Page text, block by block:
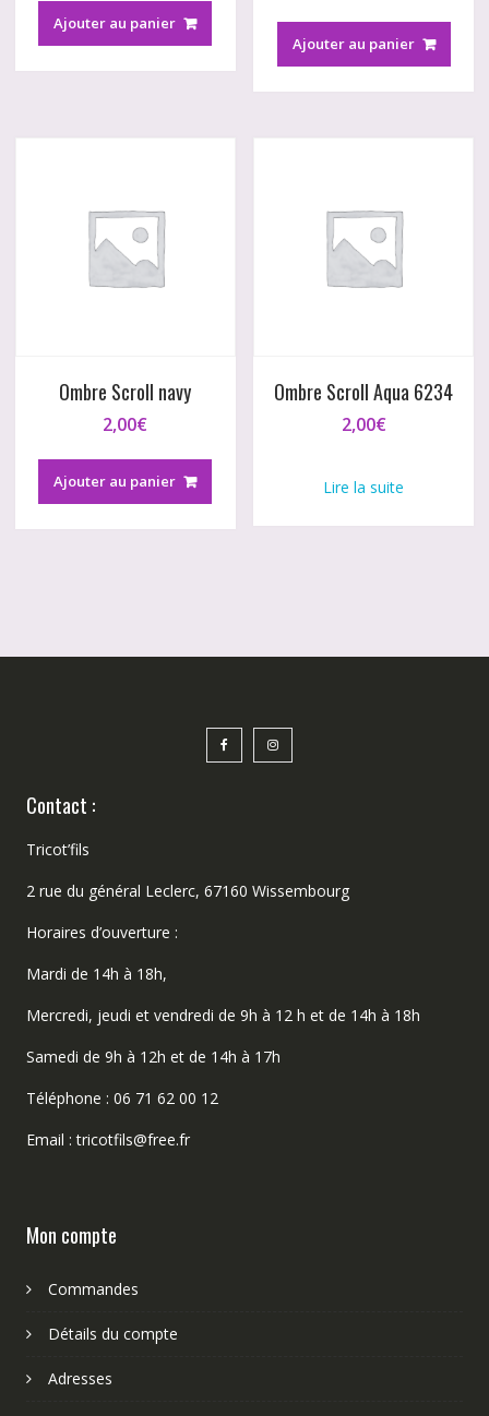
Ajouter au panier
Ajouter au panier
Ombre Scroll navy
2,00€
Ajouter au panier
Ombre Scroll Aqua 6234
2,00€
Lire la suite
Contact :
Tricot’fils
2 rue du général Leclerc, 67160 Wissembourg
Horaires d’ouverture :
Mardi de 14h à 18h,
Mercredi, jeudi et vendredi de 9h à 12 h et de 14h à 18h
Samedi de 9h à 12h et de 14h à 17h
Téléphone : 06 71 62 00 12
Email : tricotfils@free.fr
Mon compte
Commandes
Détails du compte
Adresses